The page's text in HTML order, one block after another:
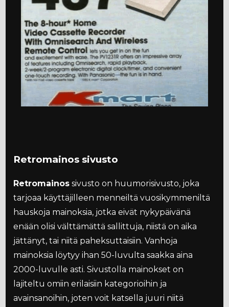
Retromainos sivusto
Retromainos sivusto on huumorisivusto, joka
tarjoaa käyttäjilleen menneiltä vuosikymmeniltä
hauskoja mainoksia, jotka eivät nykypäivänä
enään olisi välttämättä sallittuja, niistä on aika
jättänyt, tai niitä paheksuttaisiin. Vanhoja
mainoksia löytyy ihan 50-luvulta saakka aina
2000-luvulle asti. Sivustolla mainokset on
lajiteltu omiin erilaisiin kategorioihin ja
avainsanoihin, joten voit katsella juuri niitä